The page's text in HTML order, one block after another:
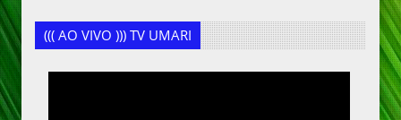
((( AO VIVO ))) TV UMARI